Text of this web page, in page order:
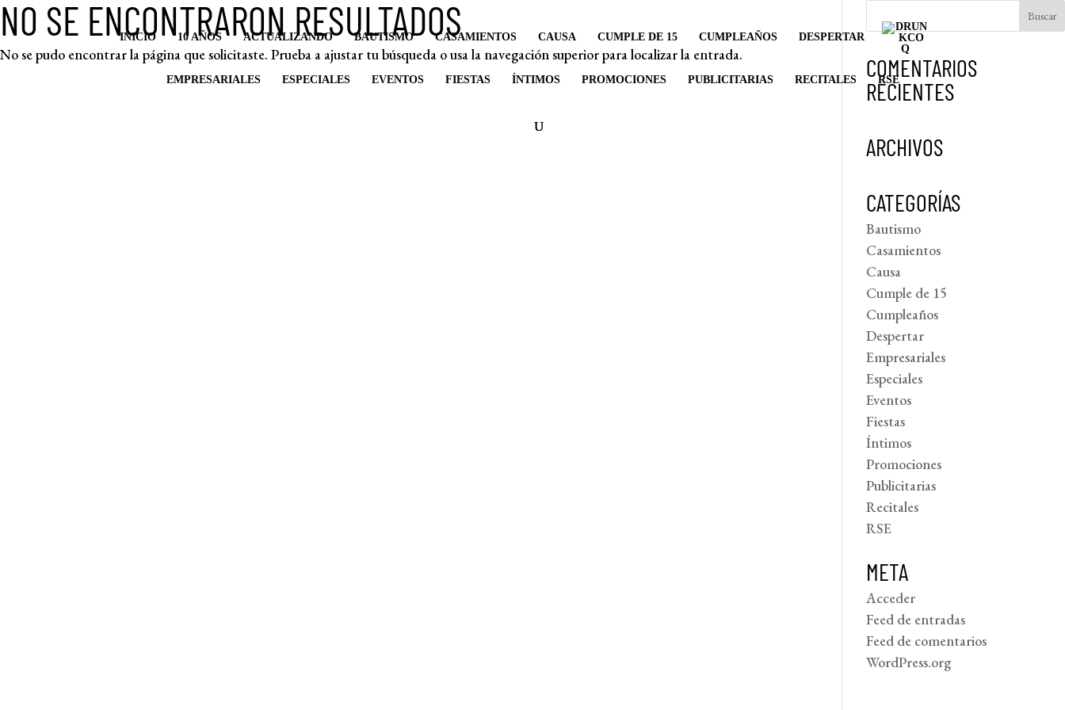
INICIO 10 AÑOS ACTUALIZANDO BAUTISMO CASAMIENTOS CAUSA CUMPLE DE 15 CUMPLEAÑOS DESPERTAR
EMPRESARIALES ESPECIALES EVENTOS FIESTAS ÍNTIMOS PROMOCIONES PUBLICITARIAS RECITALES RSE
NO SE ENCONTRARON RESULTADOS
No se pudo encontrar la página que solicitaste. Prueba a ajustar tu búsqueda o usa la navegación superior para localizar la entrada.
COMENTARIOS
RECIENTES
ARCHIVOS
CATEGORÍAS
Bautismo
Casamientos
Causa
Cumple de 15
Cumpleaños
Despertar
Empresariales
Especiales
Eventos
Fiestas
Íntimos
Promociones
Publicitarias
Recitales
RSE
META
Acceder
Feed de entradas
Feed de comentarios
WordPress.org